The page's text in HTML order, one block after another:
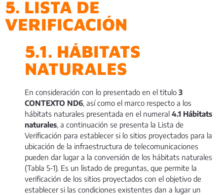
5. LISTA DE
VERIFICACIÓN
5.1. HÁBITATS
NATURALES
En consideración con lo presentado en el titulo 3
CONTEXTO ND6, así como el marco respecto a los
hábitats naturales presentada en el numeral 4.1 Hábitats
naturales, a continuación se presenta la Lista de
Verificación para establecer si lo sitios proyectados para la
ubicación de la infraestructura de telecomunicaciones
pueden dar lugar a la conversión de los hábitats naturales
(Tabla 5‑1). Es un listado de preguntas, que permite la
verificación de los sitios proyectados con el objetivo de
establecer si las condiciones existentes dan a lugar un